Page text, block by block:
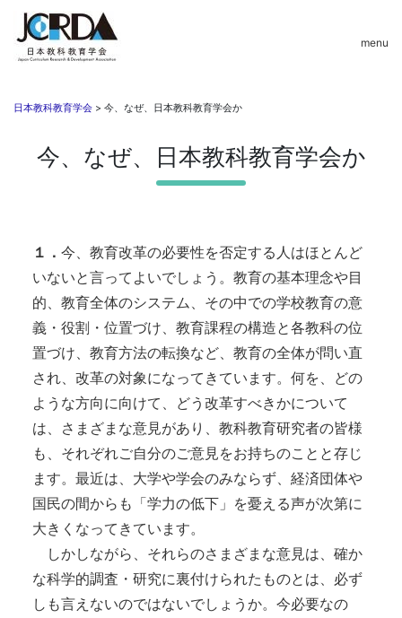
menu
日本教科教育学会 > 今、なぜ、日本教科教育学会か
今、なぜ、日本教科教育学会か
１． 今、教育改革の必要性を否定する人はほとんど
いないと言ってよいでしょう。教育の基本理念や目
的、教育全体のシステム、その中での学校教育の意
義・役割・位置づけ、教育課程の構造と各教科の位
置づけ、教育方法の転換など、教育の全体が問い直
され、改革の対象になってきています。何を、どの
ような方向に向けて、どう改革すべきかについて
は、さまざまな意見があり、教科教育研究者の皆様
も、それぞれご自分のご意見をお持ちのことと存じ
ます。最近は、大学や学会のみならず、経済団体や
国民の間からも「学力の低下」を憂える声が次第に
大きくなってきています。
しかしながら、それらのさまざまな意見は、確か
な科学的調査・研究に裏付けられたものとは、必ず
しも言えないのではないでしょうか。今必要なの